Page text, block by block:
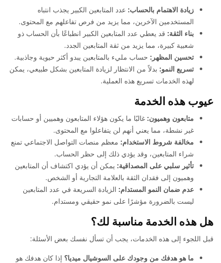
زيادة الاهتمام بالحساب: عدد المتابعين الكبير يجذب انتباه
المستخدمين الآخرين، مما يزيد من فرص تفاعلهم مع المحتوى.
بناء الثقة: قد يعطي عدد المتابعين الكبير انطباعًا بأن الحساب ذو
شعبية كبيرة، مما يزيد من ثقة المتابعين الجدد.
تحسين المظهر: حساب مليء بالمتابعين يبدو أكثر حيوية وجاذبية.
تسريع النمو: بدلاً من الانتظار لزيادة المتابعين بشكل طبيعي، يمكن
لهذه الخدمات تسريع هذه العملية.
عيوب هذه الخدمة
متابعون وهميون: غالبًا ما يكون هؤلاء المتابعون وهميين أو حسابات
غير نشطة، مما يعني أنهم لن يتفاعلوا مع المحتوى.
مخالفة شروط الاستخدام: معظم منصات التواصل الاجتماعي تمنع
شراء المتابعين، وقد يؤدي ذلك إلى حظر الحساب.
تأثير سلبي على المصداقية: يمكن أن يؤدي اكتشاف أن المتابعين
وهميون إلى فقدان الثقة بالعلامة التجارية أو الشخص.
عدم ضمان النمو المستدام: الزيادة السريعة في عدد المتابعين
ليست بالضرورة مؤشرًا على نمو حقيقي ومستدام.
هل هذه الخدمة مناسبة لك؟
قبل اللجوء إلى هذه الخدمات، يجب أن تسأل نفسك بعض الأسئلة:
ما هو هدفك من وجودك على السوشيال ميديا؟ إذا كان هدفك هو